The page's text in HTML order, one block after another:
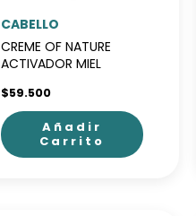
CABELLO
CREME OF NATURE
ACTIVADOR MIEL
$59.500
Añadir
Carrito